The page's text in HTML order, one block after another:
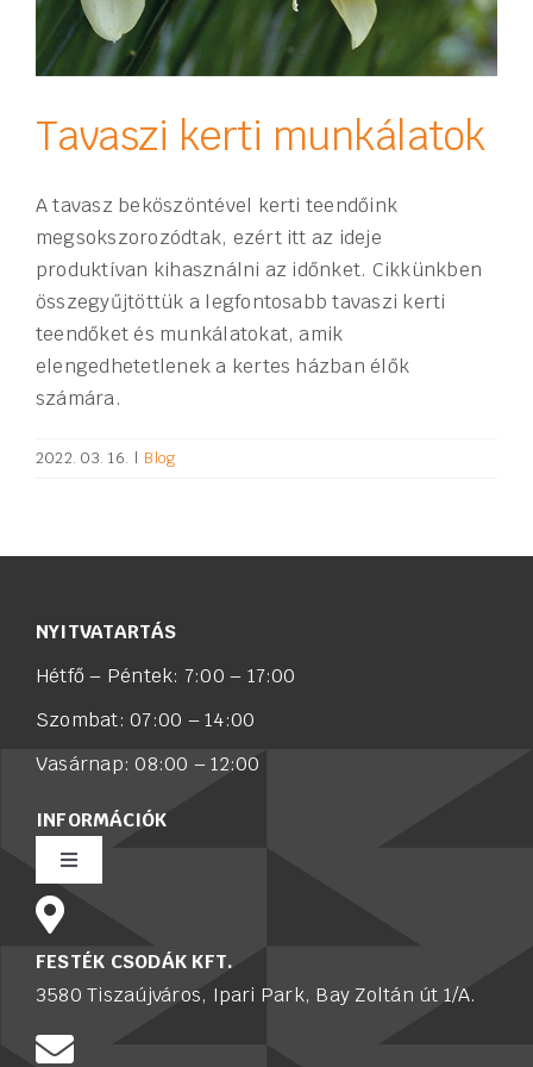
Tavaszi kerti munkálatok
A tavasz beköszöntével kerti teendőink
megsokszorozódtak, ezért itt az ideje
produktívan kihasználni az időnket. Cikkünkben
összegyűjtöttük a legfontosabb tavaszi kerti
teendőket és munkálatokat, amik
elengedhetetlenek a kertes házban élők
számára.
2022. 03. 16. | Blog
NYITVATARTÁS
Hétfő – Péntek: 7:00 – 17:00
Szombat: 07:00 – 14:00
Vasárnap: 08:00 – 12:00
INFORMÁCIÓK
Toggle
Navigation
Rólunk
Értékesítő munkatársat keresünk
FESTÉK CSODÁK KFT.
3580 Tiszaújváros, Ipari Park, Bay Zoltán út 1/A.